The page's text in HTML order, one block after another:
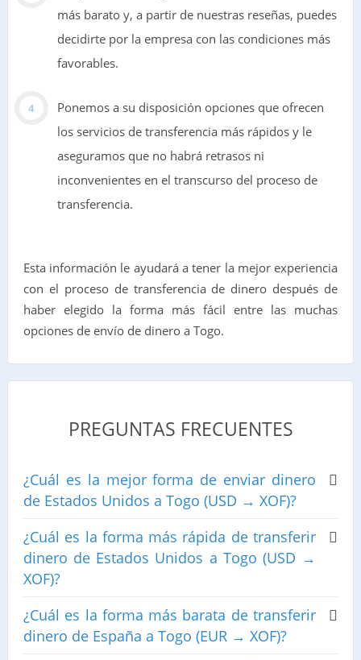
más barato y, a partir de nuestras reseñas, puedes
decidirte por la empresa con las condiciones más
favorables.
Ponemos a su disposición opciones que ofrecen
los servicios de transferencia más rápidos y le
aseguramos que no habrá retrasos ni
inconvenientes en el transcurso del proceso de
transferencia.
Esta información le ayudará a tener la mejor experiencia
con el proceso de transferencia de dinero después de
haber elegido la forma más fácil entre las muchas
opciones de envío de dinero a Togo.
PREGUNTAS FRECUENTES
¿Cuál es la mejor forma de enviar dinero
de Estados Unidos a Togo (USD → XOF)?
¿Cuál es la forma más rápida de transferir
dinero de Estados Unidos a Togo (USD →
XOF)?
¿Cuál es la forma más barata de transferir
dinero de España a Togo (EUR → XOF)?